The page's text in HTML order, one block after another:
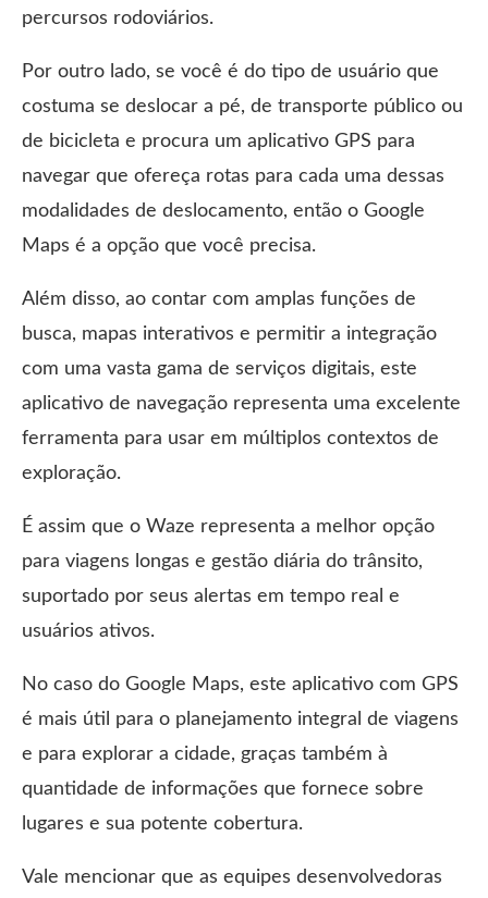
percursos rodoviários.
Por outro lado, se você é do tipo de usuário que
costuma se deslocar a pé, de transporte público ou
de bicicleta e procura um aplicativo GPS para
navegar que ofereça rotas para cada uma dessas
modalidades de deslocamento, então o Google
Maps é a opção que você precisa.
Além disso, ao contar com amplas funções de
busca, mapas interativos e permitir a integração
com uma vasta gama de serviços digitais, este
aplicativo de navegação representa uma excelente
ferramenta para usar em múltiplos contextos de
exploração.
É assim que o Waze representa a melhor opção
para viagens longas e gestão diária do trânsito,
suportado por seus alertas em tempo real e
usuários ativos.
No caso do Google Maps, este aplicativo com GPS
é mais útil para o planejamento integral de viagens
e para explorar a cidade, graças também à
quantidade de informações que fornece sobre
lugares e sua potente cobertura.
Vale mencionar que as equipes desenvolvedoras